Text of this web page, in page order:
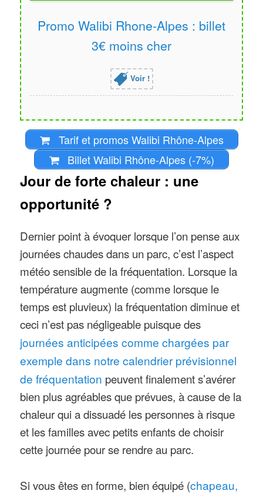
Promo Walibi Rhone-Alpes : billet
3€ moins cher
Voir !
Tarif et promos Walibi Rhône-Alpes
Billet Walibi Rhône-Alpes (-7%)
Jour de forte chaleur : une
opportunité ?
Dernier point à évoquer lorsque l’on pense aux
journées chaudes dans un parc, c’est l’aspect
météo sensible de la fréquentation. Lorsque la
température augmente (comme lorsque le
temps est pluvieux) la fréquentation diminue et
ceci n’est pas négligeable puisque des
journées anticipées comme chargées par
exemple dans notre calendrier prévisionnel
de fréquentation peuvent finalement s’avérer
bien plus agréables que prévues, à cause de la
chaleur qui a dissuadé les personnes à risque
et les familles avec petits enfants de choisir
cette journée pour se rendre au parc.
Si vous êtes en forme, bien équipé (chapeau,